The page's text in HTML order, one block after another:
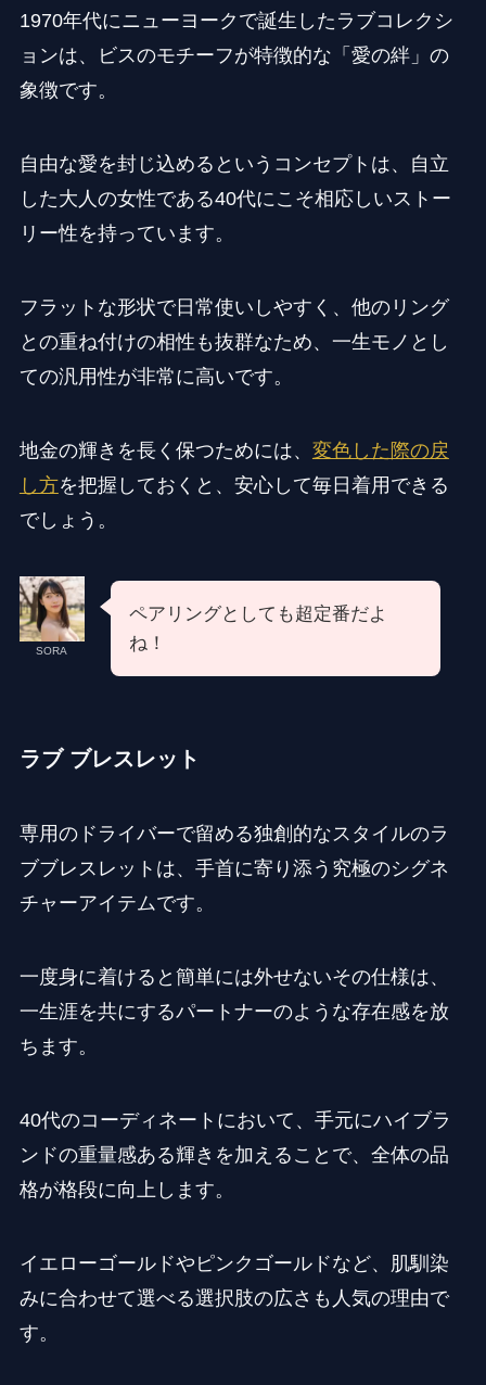
1970年代にニューヨークで誕生したラブコレクシ
ョンは、ビスのモチーフが特徴的な「愛の絆」の
象徴です。
自由な愛を封じ込めるというコンセプトは、自立
した大人の女性である40代にこそ相応しいストー
リー性を持っています。
フラットな形状で日常使いしやすく、他のリング
との重ね付けの相性も抜群なため、一生モノとし
ての汎用性が非常に高いです。
地金の輝きを長く保つためには、 変色した際の戻
し方を把握しておくと、安心して毎日着用できる
でしょう。
SORA
ペアリングとしても超定番だよ
ね！
ラブ ブレスレット
専用のドライバーで留める独創的なスタイルのラ
ブブレスレットは、手首に寄り添う究極のシグネ
チャーアイテムです。
一度身に着けると簡単には外せないその仕様は、
一生涯を共にするパートナーのような存在感を放
ちます。
40代のコーディネートにおいて、手元にハイブラ
ンドの重量感ある輝きを加えることで、全体の品
格が格段に向上します。
イエローゴールドやピンクゴールドなど、肌馴染
みに合わせて選べる選択肢の広さも人気の理由で
す。